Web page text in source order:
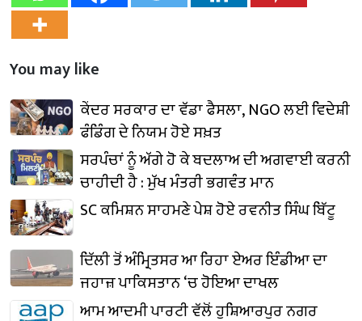
You may like
ਕੇਂਦਰ ਸਰਕਾਰ ਦਾ ਵੱਡਾ ਫੈਸਲਾ, NGO ਲਈ ਵਿਦੇਸ਼ੀ
ਫੰਡਿੰਗ ਦੇ ਨਿਯਮ ਹੋਏ ਸਖ਼ਤ
ਸਰਪੰਚਾਂ ਨੂੰ ਅੱਗੇ ਹੋ ਕੇ ਬਦਲਾਅ ਦੀ ਅਗਵਾਈ ਕਰਨੀ
ਚਾਹੀਦੀ ਹੈ : ਮੁੱਖ ਮੰਤਰੀ ਭਗਵੰਤ ਮਾਨ
SC ਕਮਿਸ਼ਨ ਸਾਹਮਣੇ ਪੇਸ਼ ਹੋਏ ਰਵਨੀਤ ਸਿੰਘ ਬਿੱਟੂ
ਦਿੱਲੀ ਤੋਂ ਅੰਮ੍ਰਿਤਸਰ ਆ ਰਿਹਾ ਏਅਰ ਇੰਡੀਆ ਦਾ
ਜਹਾਜ਼ ਪਾਕਿਸਤਾਨ ‘ਚ ਹੋਇਆ ਦਾਖਲ
ਆਮ ਆਦਮੀ ਪਾਰਟੀ ਵੱਲੋਂ ਹੁਸ਼ਿਆਰਪੁਰ ਨਗਰ